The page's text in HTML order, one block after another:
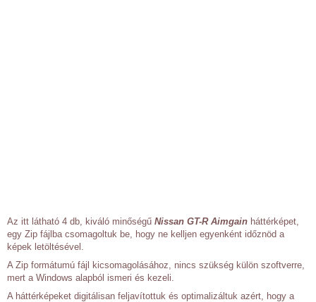
Az itt látható 4 db, kiváló minőségű Nissan GT-R Aimgain háttérképet,
egy Zip fájlba csomagoltuk be, hogy ne kelljen egyenként időznöd a
képek letöltésével.
A Zip formátumú fájl kicsomagolásához, nincs szükség külön szoftverre,
mert a Windows alapból ismeri és kezeli.
A háttérképeket digitálisan feljavítottuk és optimalizáltuk azért, hogy a